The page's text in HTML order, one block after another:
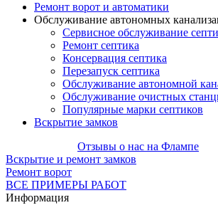
Ремонт ворот и автоматики
Обслуживание автономных
Сервисное обслуживание
Ремонт септика
Консервация септика
Перезапуск септика
Обслуживание автономной
Обслуживание очистных
Популярные марки септиков
Вскрытие замков
Отзывы о нас на Флампе
Вскрытие и ремонт замков
Ремонт ворот
ВСЕ ПРИМЕРЫ РАБОТ
Информация